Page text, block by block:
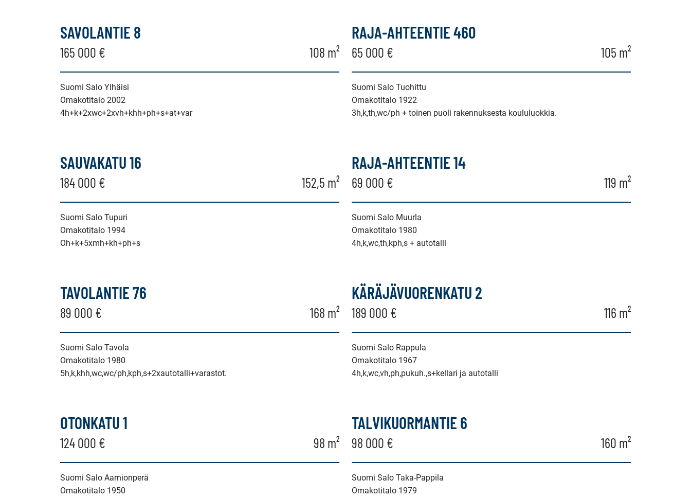
SAVOLANTIE 8
165 000 € 108 m²
Suomi Salo Ylhäisi
Omakotitalo 2002
4h+k+2xwc+2xvh+khh+ph+s+at+var
RAJA-AHTEENTIE 460
65 000 € 105 m²
Suomi Salo Tuohittu
Omakotitalo 1922
3h,k,th,wc/ph + toinen puoli rakennuksesta koululuokkia.
SAUVAKATU 16
184 000 € 152,5 m²
Suomi Salo Tupuri
Omakotitalo 1994
Oh+k+5xmh+kh+ph+s
RAJA-AHTEENTIE 14
69 000 € 119 m²
Suomi Salo Muurla
Omakotitalo 1980
4h,k,wc,th,kph,s + autotalli
TAVOLANTIE 76
89 000 € 168 m²
Suomi Salo Tavola
Omakotitalo 1980
5h,k,khh,wc,wc/ph,kph,s+2xautotalli+varastot.
KÄRÄJÄVUORENKATU 2
189 000 € 116 m²
Suomi Salo Rappula
Omakotitalo 1967
4h,k,wc,vh,ph,pukuh.,s+kellari ja autotalli
OTONKATU 1
124 000 € 98 m²
Suomi Salo Aarnionperä
Omakotitalo 1950
TALVIKUORMANTIE 6
98 000 € 160 m²
Suomi Salo Taka-Pappila
Omakotitalo 1979